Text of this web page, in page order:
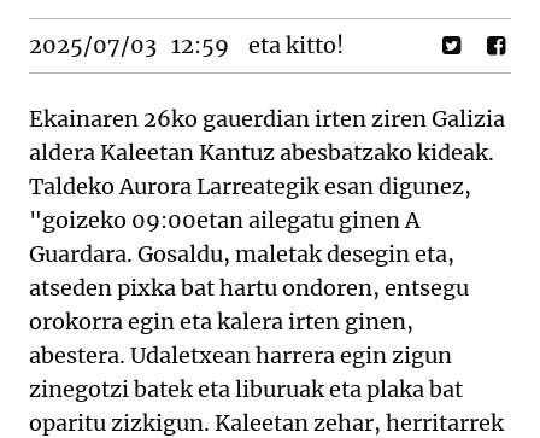
2025/07/03 12:59 eta kitto!
Ekainaren 26ko gauerdian irten ziren Galizia
aldera Kaleetan Kantuz abesbatzako kideak.
Taldeko Aurora Larreategik esan digunez,
"goizeko 09:00etan ailegatu ginen A
Guardara. Gosaldu, maletak desegin eta,
atseden pixka bat hartu ondoren, entsegu
orokorra egin eta kalera irten ginen,
abestera. Udaletxean harrera egin zigun
zinegotzi batek eta liburuak eta plaka bat
oparitu zizkigun. Kaleetan zehar, herritarrek